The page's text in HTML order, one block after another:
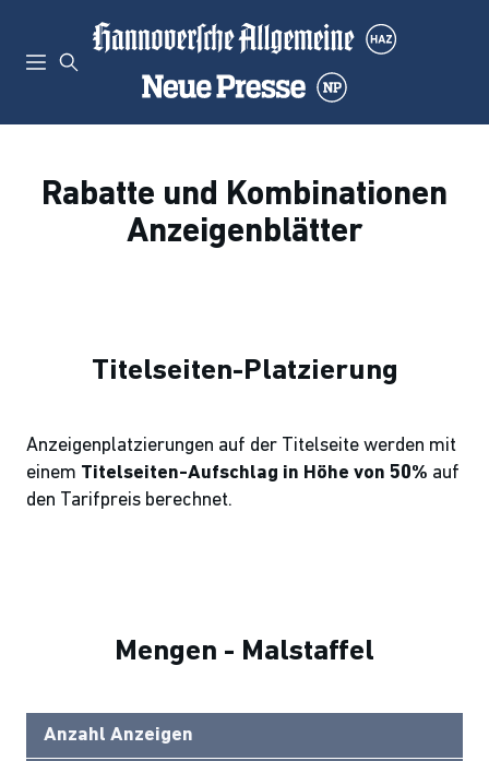
Rabatte und Kombinationen
Anzeigenblätter
Titelseiten-Platzierung
Anzeigenplatzierungen auf der Titelseite werden mit
einem Titelseiten-Aufschlag in Höhe von 50% auf
den Tarifpreis berechnet.
Mengen - Malstaffel
Anzahl Anzeigen